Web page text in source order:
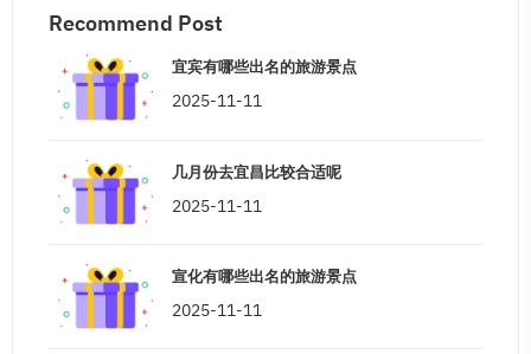
Recommend Post
宜宾有哪些出名的旅游景点
2025-11-11
几月份去宜昌比较合适呢
2025-11-11
宣化有哪些出名的旅游景点
2025-11-11